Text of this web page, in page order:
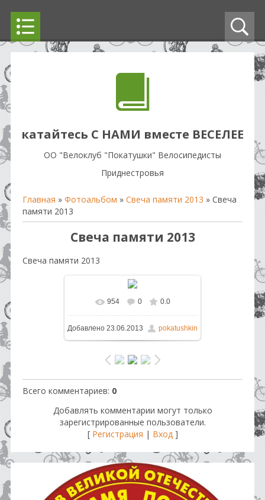
катайтесь С НАМИ вместе ВЕСЕЛЕЕ
OO "Велоклуб "Покатушки" Велосипедисты
Приднестровья
Главная » Фотоальбом » Свеча памяти 2013 » Свеча
памяти 2013
Свеча памяти 2013
Свеча памяти 2013
В реальном размере 1600x1217
/ 1044.7Kb
954 0 0.0
Добавлено 23.06.2013 pokatushkin
Всего комментариев: 0
Добавлять комментарии могут только
зарегистрированные пользователи.
[ Регистрация | Вход]